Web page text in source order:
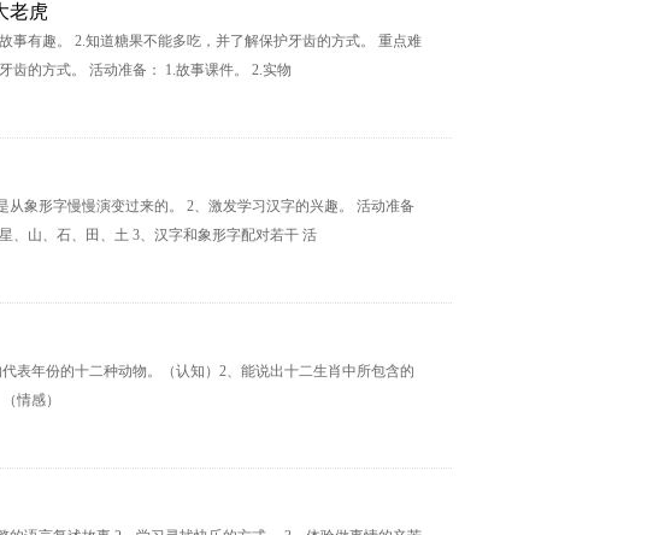
老虎
事有趣。 2.知道糖果不能多吃，并了解保护牙齿的方式。 重点难
齿的方式。 活动准备： 1.故事课件。 2.实物
象形字慢慢演变过来的。 2、激发学习汉字的兴趣。 活动准备
、山、石、田、土 3、汉字和象形字配对若干 活
表年份的十二种动物。（认知）2、能说出十二生肖中所包含的
情感）